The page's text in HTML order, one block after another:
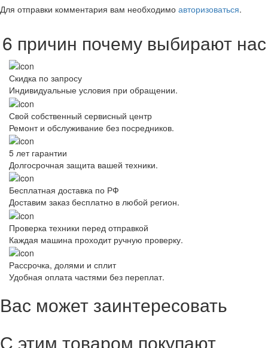
Для отправки комментария вам необходимо авторизоваться.
6 причин почему выбирают нас
Скидка по запросу
Индивидуальные условия при обращении.
Свой собственный сервисный центр
Ремонт и обслуживание без посредников.
5 лет гарантии
Долгосрочная защита вашей техники.
Бесплатная доставка по РФ
Доставим заказ бесплатно в любой регион.
Проверка техники перед отправкой
Каждая машина проходит ручную проверку.
Рассрочка, долями и сплит
Удобная оплата частями без переплат.
Вас может заинтересовать
С этим товаром покупают